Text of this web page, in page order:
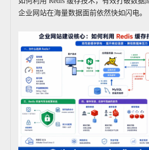
企业网站在海量数据面前依然快如闪电。